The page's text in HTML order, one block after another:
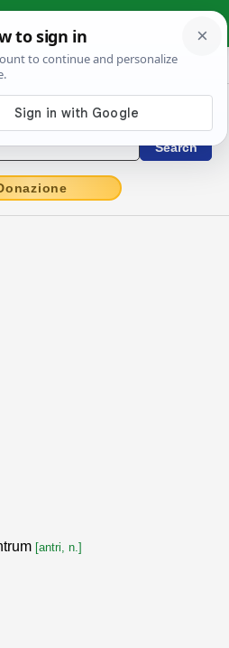
Latin Dictionary
[antri, n.]